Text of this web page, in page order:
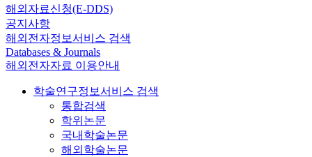
해외자료신청(E-DDS)
공지사항
해외전자정보서비스 검색
Databases & Journals
해외전자자료 이용안내
학술연구정보서비스 검색
통합검색
학위논문
국내학술논문
해외학술논문